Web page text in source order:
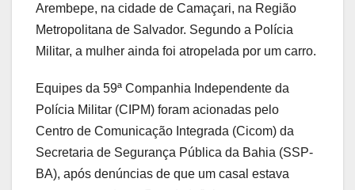
Arembepe, na cidade de Camaçari, na Região
Metropolitana de Salvador. Segundo a Polícia
Militar, a mulher ainda foi atropelada por um carro.
Equipes da 59ª Companhia Independente da
Polícia Militar (CIPM) foram acionadas pelo
Centro de Comunicação Integrada (Cicom) da
Secretaria de Segurança Pública da Bahia (SSP-
BA), após denúncias de que um casal estava